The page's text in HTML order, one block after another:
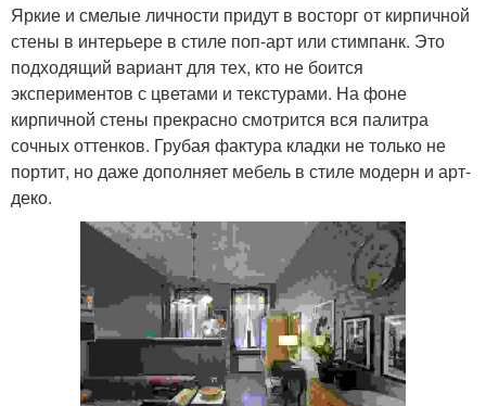
Яркие и смелые личности придут в восторг от кирпичной
стены в интерьере в стиле поп-арт или стимпанк. Это
подходящий вариант для тех, кто не боится
экспериментов с цветами и текстурами. На фоне
кирпичной стены прекрасно смотрится вся палитра
сочных оттенков. Грубая фактура кладки не только не
портит, но даже дополняет мебель в стиле модерн и арт-
деко.